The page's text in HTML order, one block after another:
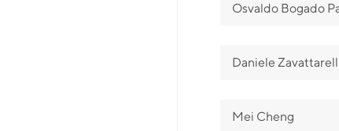
Osvaldo Bogado
Daniele
Mei Cheng